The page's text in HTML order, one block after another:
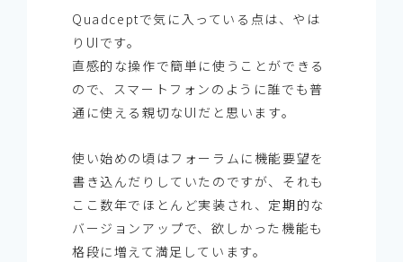
Quadceptで気に入っている点は、やは
りUIです。
直感的な操作で簡単に使うことができる
ので、スマートフォンのように誰でも普
通に使える親切なUIだと思います。
使い始めの頃はフォーラムに機能要望を
書き込んだりしていたのですが、それも
ここ数年でほとんど実装され、定期的な
バージョンアップで、欲しかった機能も
格段に増えて満足しています。